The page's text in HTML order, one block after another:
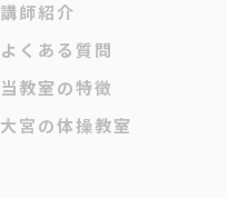
講師紹介
よくある質問
当教室の特徴
大宮の体操教室